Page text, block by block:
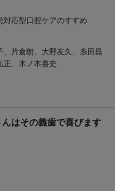
対応型口腔ケアのすすめ
、片倉朗、大野友久、糸田昌
正、木ノ本喜史
はその義歯で喜びます